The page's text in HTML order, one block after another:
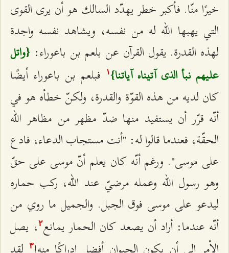
خيرًا منّا. فأكبر خطر يهدّد السالك هو أن يرى القوى
التي يهبها الله له من نفسه، ويشاهد نفسه واجدة
لهذه القدرة. يقول القرآن عن بلعم بن باعوراء: {واتل
عليهم نبأ الذي آتيناه آياتنا}۱
فبلعم بن باعوراء أيضًا
كان لديه من هذه القوّة والقدرة، ولكنّ خطأه هو في
أنّه قرّر أن يستفيد منها ضدّ مظهر من مظاهر الله
الحقّة، فعندما قالوا له: "أنت مستجاب الدعاء، فادع
على موسى". ورغم أنّه كان يعلم أنّ موسى على حقّ
وهو رسول الله وعمله مرضيّ عند الله، ركب حماره
ليدعو على موسى فوق الجبل. والجميل ما روي من
أنّه عندما: أراد أن يصعد كان الحمار يمانع٢، يصل
٣